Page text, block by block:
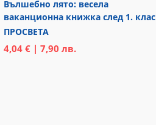
Вълшебно лято: весела
ваканционна книжка след 1. клас
ПРОСВЕТА
4,04 € | 7,90 лв.